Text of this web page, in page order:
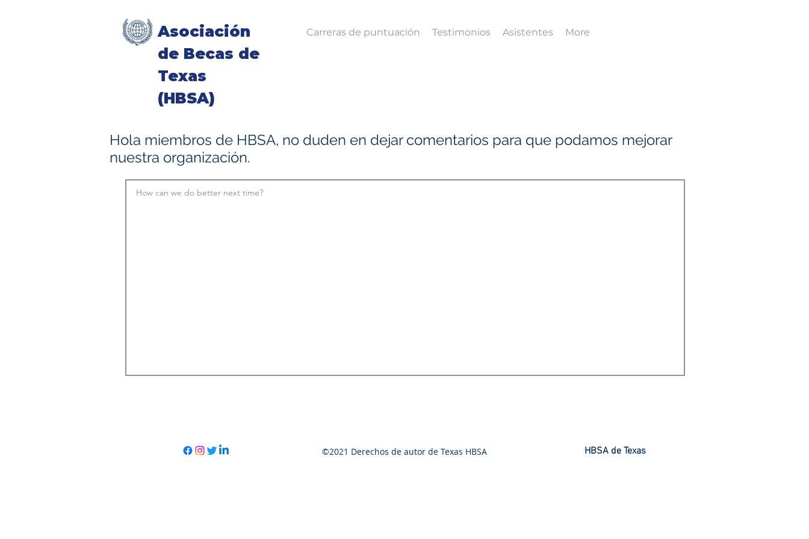
Asociación
de Becas de
Texas
(HBSA)
Carreras de puntuación Testimonios Asistentes More
Hola miembros de HBSA, no duden en dejar comentarios para que podamos mejorar
nuestra organización.
©2021 Derechos de autor de Texas HBSA HBSA de Texas